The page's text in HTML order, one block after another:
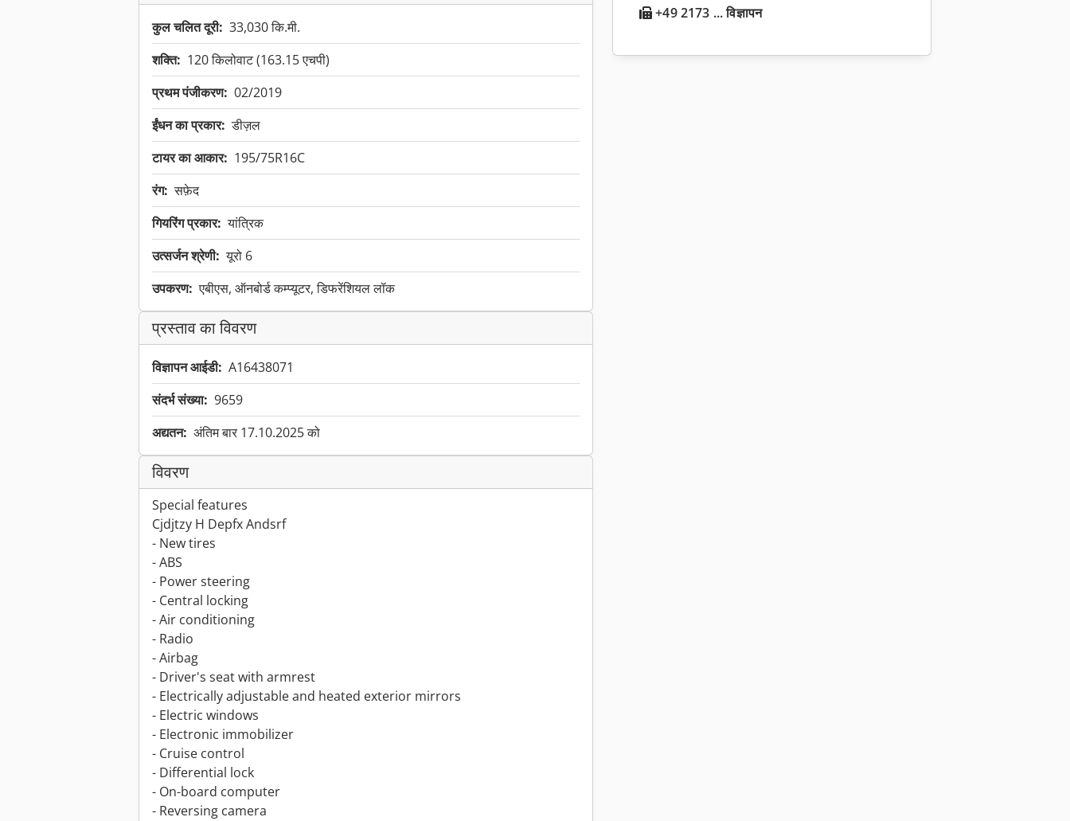
कुल चलित दूरी: 33,030 कि.मी.
शक्ति: 120 किलोवाट (163.15 एचपी)
प्रथम पंजीकरण: 02/2019
ईंधन का प्रकार: डीज़ल
टायर का आकार: 195/75R16C
रंग: सफ़ेद
गियरिंग प्रकार: यांत्रिक
उत्सर्जन श्रेणी: यूरो 6
उपकरण: एबीएस, ऑनबोर्ड कम्प्यूटर, डिफरेंशियल लॉक
प्रस्ताव का विवरण
विज्ञापन आईडी: A16438071
संदर्भ संख्या: 9659
अद्यतन: अंतिम बार 17.10.2025 को
विवरण
Special features
Cjdjtzy H Depfx Andsrf
- New tires
- ABS
- Power steering
- Central locking
- Air conditioning
- Radio
- Airbag
- Driver's seat with armrest
- Electrically adjustable and heated exterior mirrors
- Electric windows
- Electronic immobilizer
- Cruise control
- Differential lock
- On-board computer
- Reversing camera
+49 2173 ... विज्ञापन